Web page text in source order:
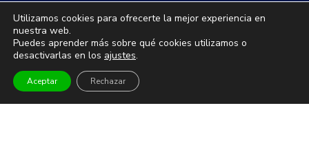
Magia
TEATRO Y DANZA
Teatro
Utilizamos cookies para ofrecerte la mejor experiencia en
nuestra web.
Puedes aprender más sobre qué cookies utilizamos o
desactivarlas en los ajustes.
Aceptar Rechazar